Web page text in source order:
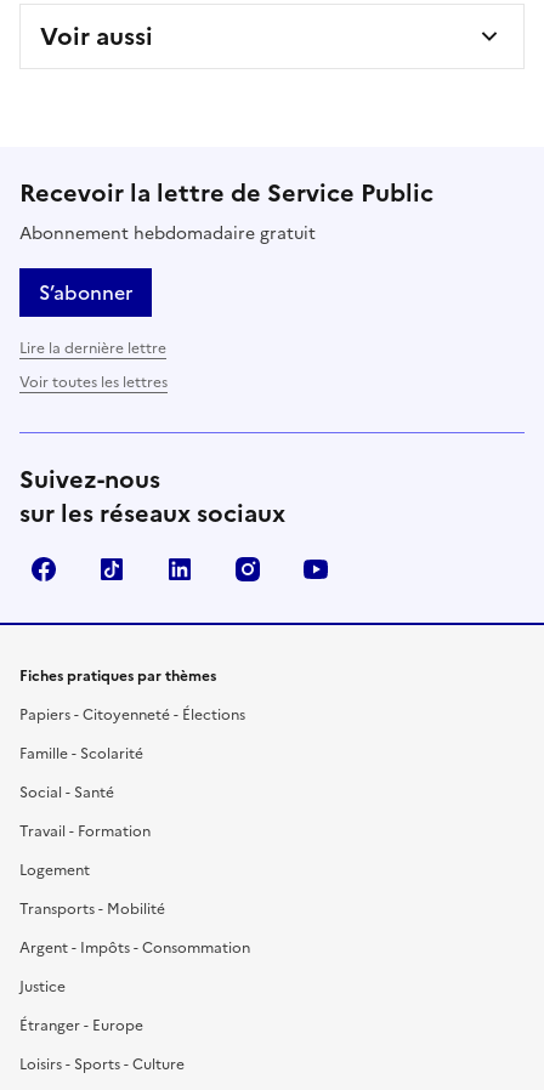
Voir aussi
Recevoir la lettre de Service Public
Abonnement hebdomadaire gratuit
S’abonner
Lire la dernière lettre
Voir toutes les lettres
Suivez-nous
sur les réseaux sociaux
FacebookTikTok LinkedIn Instagram
Fiches pratiques par thèmes
Papiers - Citoyenneté - Élections
Famille - Scolarité
Social - Santé
Travail - Formation
Logement
Transports - Mobilité
Argent - Impôts - Consommation
Justice
Étranger - Europe
Loisirs - Sports - Culture